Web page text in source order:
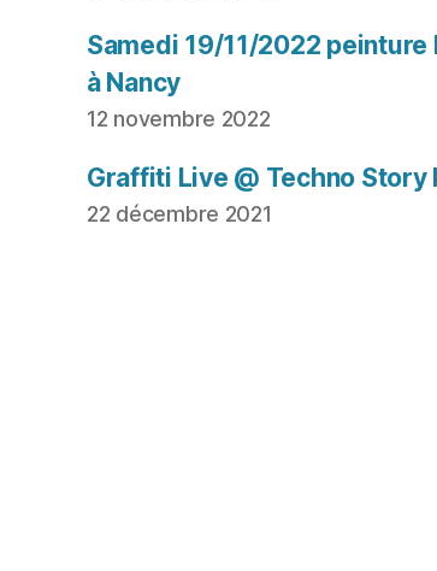
Samedi 19/11/2022
à Nancy
12 novembre 2022
Graffiti Live @ Techno
22 décembre 2021